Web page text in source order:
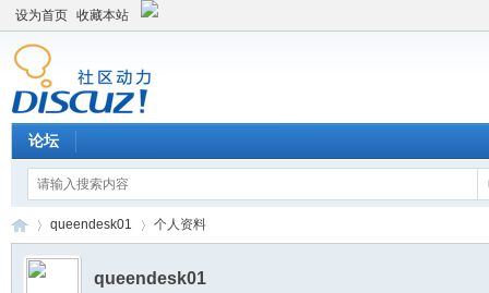
设为首页 收藏本站
论坛
queendesk01 个人资料
queendesk01